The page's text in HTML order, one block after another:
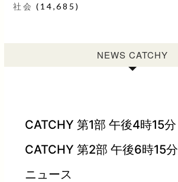
社会 (14,685)
NEWS CATCHY
CATCHY 第1部 午後4時15分
CATCHY 第2部 午後6時15分
ニュース